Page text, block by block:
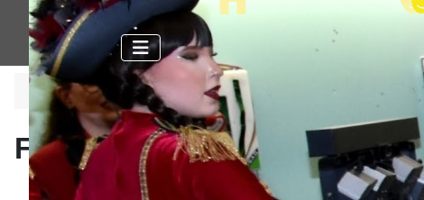
Aktuelle Seite: Startseite Fotobox Hofball
Fotobox Hofball